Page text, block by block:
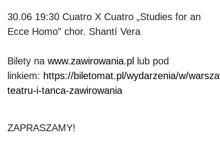
30.06 19:30 Cuatro X Cuatro „Studies for an
Ecce Homo” chor. Shantí Vera
Bilety na www.zawirowania.pl
lub pod
linkiem: https://biletomat.pl/wydarzenia/w/
teatru-i-tanca-zawirowania
ZAPRASZAMY!